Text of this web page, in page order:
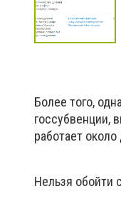
Более того,
госсубвенции,
работает
Нельзя обойти